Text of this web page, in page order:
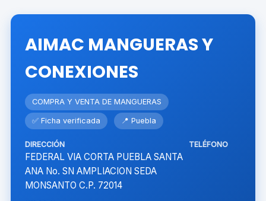
AIMAC MANGUERAS Y
CONEXIONES
COMPRA Y VENTA DE MANGUERAS
✅ Ficha verificada 📍 Puebla
DIRECCIÓN
FEDERAL VIA CORTA PUEBLA SANTA
ANA No. SN AMPLIACION SEDA
MONSANTO C.P. 72014
TELÉFONO